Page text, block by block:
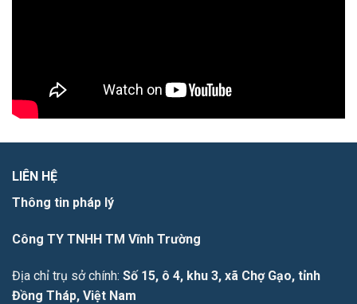
LIÊN HỆ
Thông tin pháp lý
Công TY TNHH TM Vĩnh Trường
Địa chỉ trụ sở chính: Số 15, ô 4, khu 3, xã Chợ Gạo, tỉnh
Đồng Tháp, Việt Nam